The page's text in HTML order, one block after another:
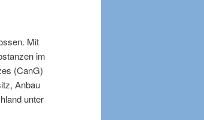
Mit
im
(CanG)
Anbau
unter